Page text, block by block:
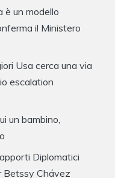
è un modello
il Ministero
Usa cerca una via
escalation
un bambino,
Diplomatici
Betssy Chávez